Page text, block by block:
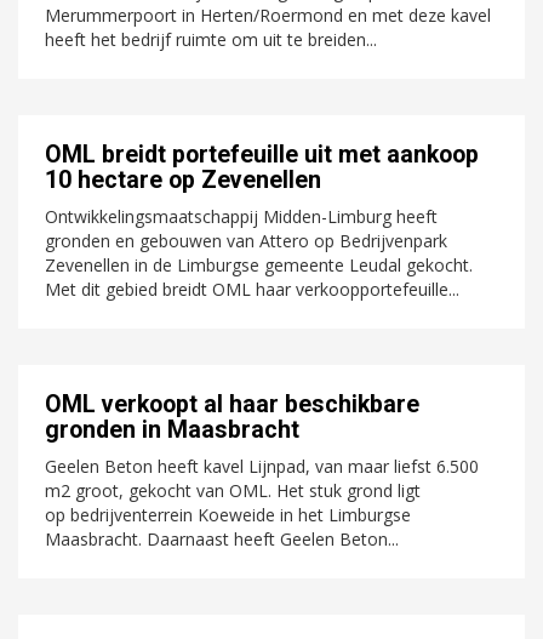
Merummerpoort in Herten/Roermond en met deze kavel
heeft het bedrijf ruimte om uit te breiden...
OML breidt portefeuille uit met aankoop
10 hectare op Zevenellen
Ontwikkelingsmaatschappij Midden-Limburg heeft
gronden en gebouwen van Attero op Bedrijvenpark
Zevenellen in de Limburgse gemeente Leudal gekocht.
Met dit gebied breidt OML haar verkoopportefeuille...
OML verkoopt al haar beschikbare
gronden in Maasbracht
Geelen Beton heeft kavel Lijnpad, van maar liefst 6.500
m2 groot, gekocht van OML. Het stuk grond ligt
op bedrijventerrein Koeweide in het Limburgse
Maasbracht. Daarnaast heeft Geelen Beton...